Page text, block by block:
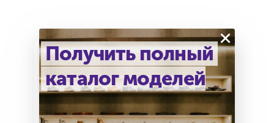
В Москве к Вам приедет
Как узнать точный размер?
Получить полный
каталог моделей
×